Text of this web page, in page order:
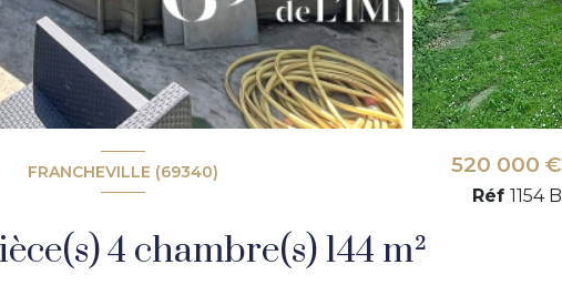
FRANCHEVILLE (69340)
Maison 6 pièce(s) 4 chambre(s) 144 m²
520 000 €
Réf 1154 B